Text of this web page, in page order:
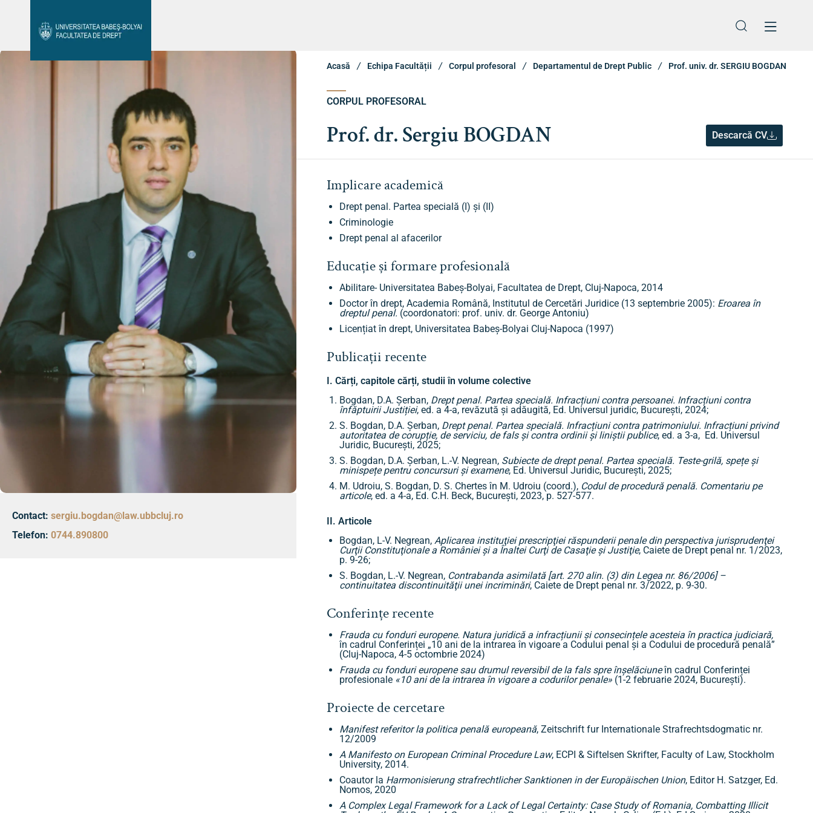
Contact: sergiu.bogdan@law.ubbcluj.ro
Telefon: 0744.890800
Acasă Echipa Facultății Corpul profesoral Departamentul de Drept Public Prof. univ. dr. SERGIU BOGDAN
CORPUL PROFESORAL
Prof. dr. Sergiu BOGDAN Descarcă CV
Implicare academică
Drept penal. Partea specială (I) și (II)
Criminologie
Drept penal al afacerilor
Educație și formare profesională
Abilitare- Universitatea Babeș-Bolyai, Facultatea de Drept, Cluj-Napoca, 2014
Doctor în drept, Academia Română, Institutul de Cercetări Juridice (13 septembrie 2005): Eroarea în
dreptul penal. (coordonatori: prof. univ. dr. George Antoniu)
Licențiat în drept, Universitatea Babeș-Bolyai Cluj-Napoca (1997)
Publicații recente
I. Cărți, capitole cărți, studii în volume colective
Bogdan, D.A. Șerban, Drept penal. Partea specială. Infracțiuni contra persoanei. Infracțiuni contra
înfăptuiriiJustiției, ed. a 4-a, revăzută și adăugită, Ed. Universul juridic, București, 2024;
S. Bogdan, D.A. Șerban, Drept penal. Partea specială. Infracțiuni contra patrimoniului. Infracțiuni privind
autoritatea de corupție, de serviciu, de fals și contra ordinii și liniștii publice, ed. a 3-a, Ed. Universul
Juridic, București, 2025;
S. Bogdan, D.A. Șerban, L.-V. Negrean, Subiecte de drept penal. Partea specială. Teste-grilă, spețe și
minispețe pentru concursuri și examene, Ed. Universul Juridic, București, 2025;
M. Udroiu, S. Bogdan, D. S. Chertes în M. Udroiu (coord.), Codul de procedură penală. Comentariu pe
articole, ed. a 4-a, Ed. C.H. Beck, București, 2023, p. 527-577.
II. Articole
Bogdan, L-V. Negrean, Aplicarea instituţiei prescripţiei răspunderii penale din perspectiva jurisprudenţei
Curţii Constituţionale a României şi a Înaltei Curţi de Casaţie şi Justiţie, Caiete de Drept penal nr. 1/2023,
p. 9-26;
S. Bogdan, L.-V. Negrean, Contrabanda asimilată [art. 270 alin. (3) din Legea nr. 86/2006] –
continuitatea discontinuităţii unei incriminări, Caiete de Drept penal nr. 3/2022, p. 9-30.
Conferințe recente
Frauda cu fonduri europene. Natura juridică a infracțiunii și consecințele acesteia în practica judiciară,
în cadrul Conferinței „10 ani de la intrarea în vigoare a Codului penal și a Codului de procedură penală”
(Cluj-Napoca, 4-5 octombrie 2024)
Frauda cu fonduri europene sau drumul reversibil de la fals spre înșelăciuneîn cadrul Conferinței
profesionale «10 ani de la intrarea în vigoare a codurilor penale» (1-2 februarie 2024, București).
Proiecte de cercetare
Manifest referitor la politica penală europeană, Zeitschrift fur Internationale Strafrechtsdogmatic nr.
12/2009
A Manifesto on European Criminal Procedure Law, ECPI & Siftelsen Skrifter, Faculty of Law, Stockholm
University, 2014.
Coautor la Harmonisierung strafrechtlicher Sanktionen in derEuropäischen Union, Editor H. Satzger, Ed.
Nomos, 2020
A Complex Legal Framework for a Lack of Legal Certainty: Case Study of Romania, Combatting Illicit